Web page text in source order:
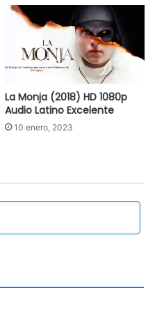
La Monja (2018) HD 1080p
Audio Latino Excelente
10 enero, 2023